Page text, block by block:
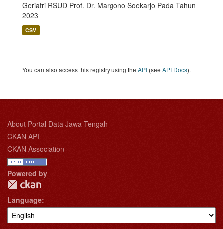
Geriatri RSUD Prof. Dr. Margono Soekarjo Pada Tahun
2023
CSV
You can also access this registry using the API (see API Docs).
About Portal Data Jawa Tengah
CKAN API
CKAN Association
Powered by
Language